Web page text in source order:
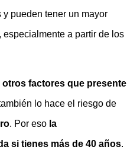
pueden tener un mayor
, especialmente a partir de los
factores que presente
lo hace el riesgo de
. Por eso la
si tienes más de 40 años.